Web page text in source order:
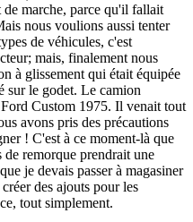
de marche, parce qu'il fallait
nous voulions aussi tenter
de véhicules, c'est
mais, finalement nous
à glissement qui était équipée
sur le godet. Le camion
Custom 1975. Il venait tout
avons pris des précautions
! C'est à ce moment-là que
de remorque prendrait une
je devais passer à magasiner
des ajouts pour les
tout simplement.